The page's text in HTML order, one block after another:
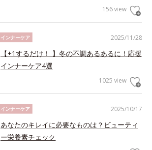
156 view
2025/11/28
インナーケア
【+1するだけ！ 】冬の不調あるあるに！応援
インナーケア4選
1025 view
2025/10/17
インナーケア
あなたのキレイに必要なものは？ビューティ
ー栄養素チェック